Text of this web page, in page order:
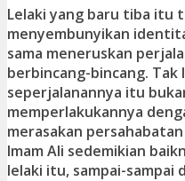
Lelaki yang baru tiba itu
menyembunyikan
sama meneruskan
berbincang-bincang. Tak
seperjalanannya itu
memperlakukannya
merasakan
Imam Ali sedemikian
lelaki itu, sampai-sampai